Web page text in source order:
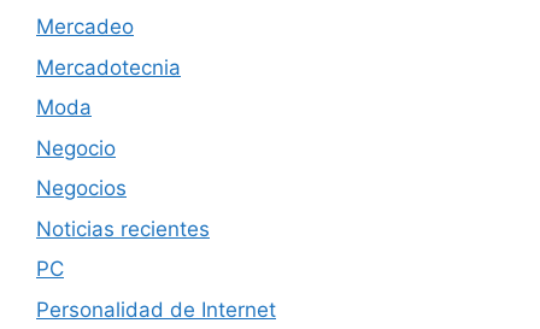
Mercadeo
Mercadotecnia
Moda
Negocio
Negocios
Noticias recientes
PC
Personalidad de Internet